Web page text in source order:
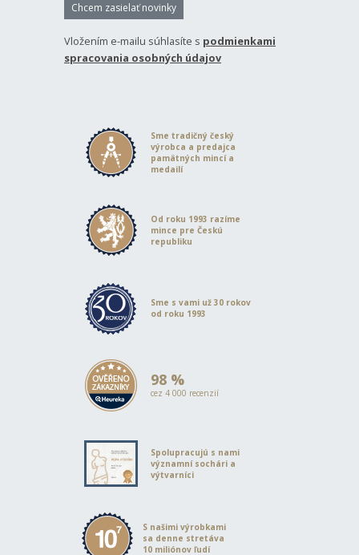
Chcem zasielať novinky
Vložením e-mailu súhlasíte s podmienkami
spracovania osobných údajov
Sme tradičný český
výrobca a predajca
pamätných mincí a
medailí
Od roku 1993 razíme
mince pre Českú
republiku
Sme s vami už 30 rokov
od roku 1993
98 %
cez 4 000 recenzií
Spolupracujú s nami
významní sochári a
výtvarníci
S našimi výrobkami
sa denne stretáva
10 miliónov ľudí